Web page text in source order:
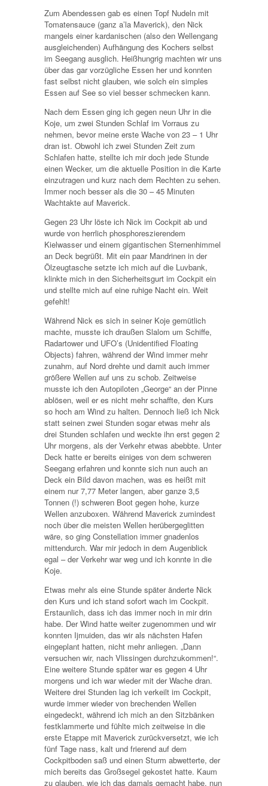
Zum Abendessen gab es einen Topf Nudeln mit
Tomatensauce (ganz a’la Maverick), den Nick
mangels einer kardanischen (also den Wellengang
ausgleichenden) Aufhängung des Kochers selbst
im Seegang ausglich. Heißhungrig machten wir uns
über das gar vorzügliche Essen her und konnten
fast selbst nicht glauben, wie solch ein simples
Essen auf See so viel besser schmecken kann.
Nach dem Essen ging ich gegen neun Uhr in die
Koje, um zwei Stunden Schlaf im Vorraus zu
nehmen, bevor meine erste Wache von 23 – 1 Uhr
dran ist. Obwohl ich zwei Stunden Zeit zum
Schlafen hatte, stellte ich mir doch jede Stunde
einen Wecker, um die aktuelle Position in die Karte
einzutragen und kurz nach dem Rechten zu sehen.
Immer noch besser als die 30 – 45 Minuten
Wachtakte auf Maverick.
Gegen 23 Uhr löste ich Nick im Cockpit ab und
wurde von herrlich phosphoreszierendem
Kielwasser und einem gigantischen Sternenhimmel
an Deck begrüßt. Mit ein paar Mandrinen in der
Ölzeugtasche setzte ich mich auf die Luvbank,
klinkte mich in den Sicherheitsgurt im Cockpit ein
und stellte mich auf eine ruhige Nacht ein. Weit
gefehlt!
Während Nick es sich in seiner Koje gemütlich
machte, musste ich draußen Slalom um Schiffe,
Radartower und UFO’s (Unidentified Floating
Objects) fahren, während der Wind immer mehr
zunahm, auf Nord drehte und damit auch immer
größere Wellen auf uns zu schob. Zeitweise
musste ich den Autopiloten „George“ an der Pinne
ablösen, weil er es nicht mehr schaffte, den Kurs
so hoch am Wind zu halten. Dennoch ließ ich Nick
statt seinen zwei Stunden sogar etwas mehr als
drei Stunden schlafen und weckte ihn erst gegen 2
Uhr morgens, als der Verkehr etwas abebbte. Unter
Deck hatte er bereits einiges von dem schweren
Seegang erfahren und konnte sich nun auch an
Deck ein Bild davon machen, was es heißt mit
einem nur 7,77 Meter langen, aber ganze 3,5
Tonnen (!) schweren Boot gegen hohe, kurze
Wellen anzuboxen. Während Maverick zumindest
noch über die meisten Wellen herübergeglitten
wäre, so ging Constellation immer gnadenlos
mittendurch. War mir jedoch in dem Augenblick
egal – der Verkehr war weg und ich konnte in die
Koje.
Etwas mehr als eine Stunde später änderte Nick
den Kurs und ich stand sofort wach im Cockpit.
Erstaunlich, dass ich das immer noch in mir drin
habe. Der Wind hatte weiter zugenommen und wir
konnten Ijmuiden, das wir als nächsten Hafen
eingeplant hatten, nicht mehr anliegen. „Dann
versuchen wir, nach Vlissingen durchzukommen!“.
Eine weitere Stunde später war es gegen 4 Uhr
morgens und ich war wieder mit der Wache dran.
Weitere drei Stunden lag ich verkeilt im Cockpit,
wurde immer wieder von brechenden Wellen
eingedeckt, während ich mich an den Sitzbänken
festklammerte und fühlte mich zeitweise in die
erste Etappe mit Maverick zurückversetzt, wie ich
fünf Tage nass, kalt und frierend auf dem
Cockpitboden saß und einen Sturm abwetterte, der
mich bereits das Großsegel gekostet hatte. Kaum
zu glauben, wie ich das damals gemacht habe, nun